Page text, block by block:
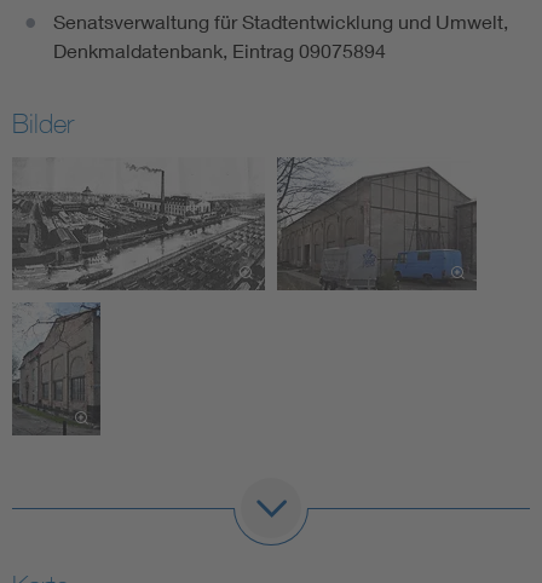
Senatsverwaltung für Stadtentwicklung und Umwelt,
Denkmaldatenbank, Eintrag 09075894
Bilder